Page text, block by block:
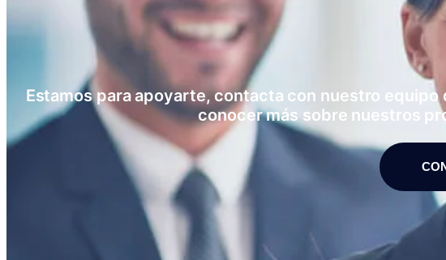
Estamos para apoyarte, contacta con nuestro
conocer más sobre nuestros